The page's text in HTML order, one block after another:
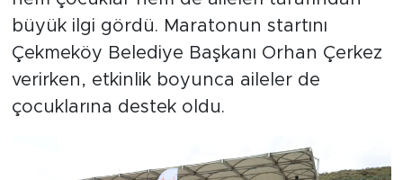
büyük ilgi gördü. Maratonun startını
Çekmeköy Belediye Başkanı Orhan Çerkez
verirken, etkinlik boyunca aileler de
çocuklarına destek oldu.